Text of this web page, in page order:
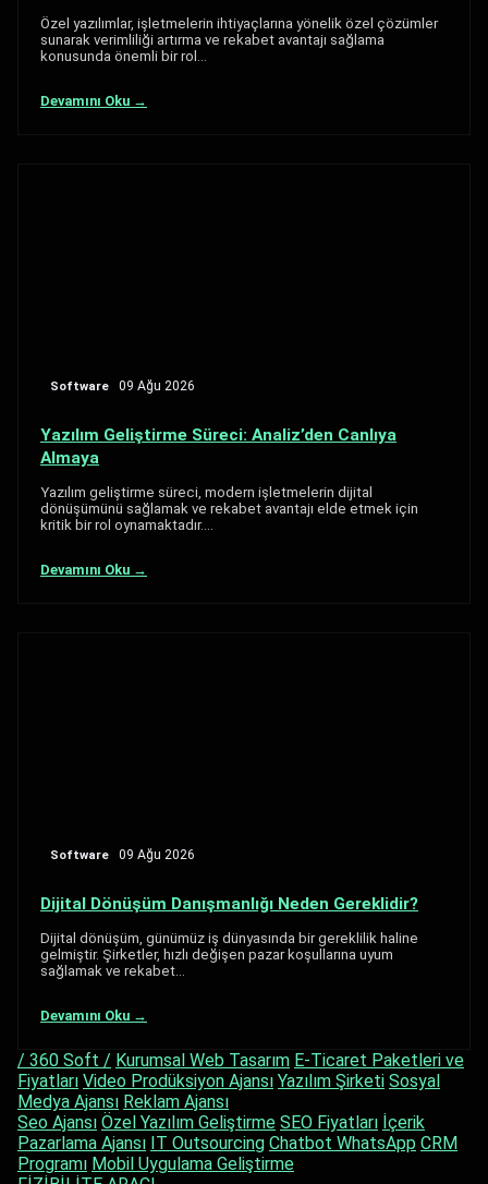
Özel yazılımlar, işletmelerin ihtiyaçlarına yönelik özel çözümler
sunarak verimliliği artırma ve rekabet avantajı sağlama
konusunda önemli bir rol…
Devamını Oku →
Software 09 Ağu 2026
Yazılım Geliştirme Süreci: Analiz’den Canlıya
Almaya
Yazılım geliştirme süreci, modern işletmelerin dijital
dönüşümünü sağlamak ve rekabet avantajı elde etmek için
kritik bir rol oynamaktadır.…
Devamını Oku →
Software 09 Ağu 2026
Dijital Dönüşüm Danışmanlığı Neden Gereklidir?
Dijital dönüşüm, günümüz iş dünyasında bir gereklilik haline
gelmiştir. Şirketler, hızlı değişen pazar koşullarına uyum
sağlamak ve rekabet…
Devamını Oku →
/ 360 Soft / Kurumsal Web Tasarım E-Ticaret Paketleri ve
Fiyatları Video Prodüksiyon Ajansı Yazılım Şirketi Sosyal
Medya Ajansı Reklam Ajansı
Seo Ajansı Özel Yazılım Geliştirme SEO Fiyatları İçerik
Pazarlama Ajansı IT Outsourcing Chatbot WhatsApp CRM
Programı Mobil Uygulama Geliştirme